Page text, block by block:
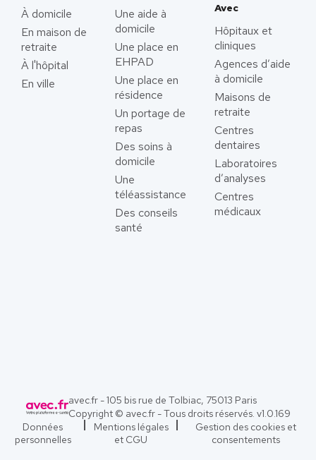
À domicile
En maison de
retraite
À l'hôpital
En ville
Une aide à
domicile
Une place en
EHPAD
Une place en
résidence
Un portage de
repas
Des soins à
domicile
Une
téléassistance
Des conseils
santé
Avec
Hôpitaux et
cliniques
Agences d’aide
à domicile
Maisons de
retraite
Centres
dentaires
Laboratoires
d’analyses
Centres
médicaux
avec.fr - 105 bis rue de Tolbiac, 75013 Paris
Copyright © avec.fr - Tous droits réservés. v1.0.169
Données
personnelles
Mentions légales
et CGU
Gestion des cookies et
consentements